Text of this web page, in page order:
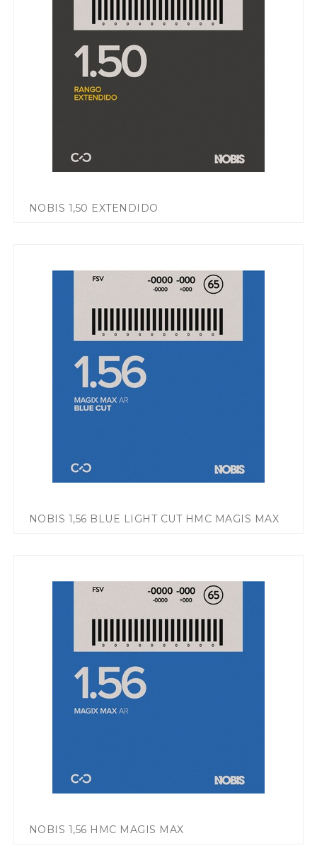
NOBIS 1,50 EXTENDIDO
NOBIS 1,56 BLUE LIGHT CUT HMC MAGIS MAX
NOBIS 1,56 HMC MAGIS MAX